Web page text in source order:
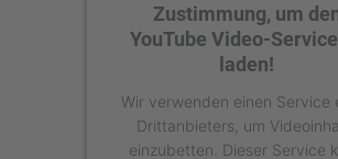
Zustimmung, um
YouTube Video-
laden!
Wir verwenden einen Service
Drittanbieters, um
einzubetten. Dieser Service